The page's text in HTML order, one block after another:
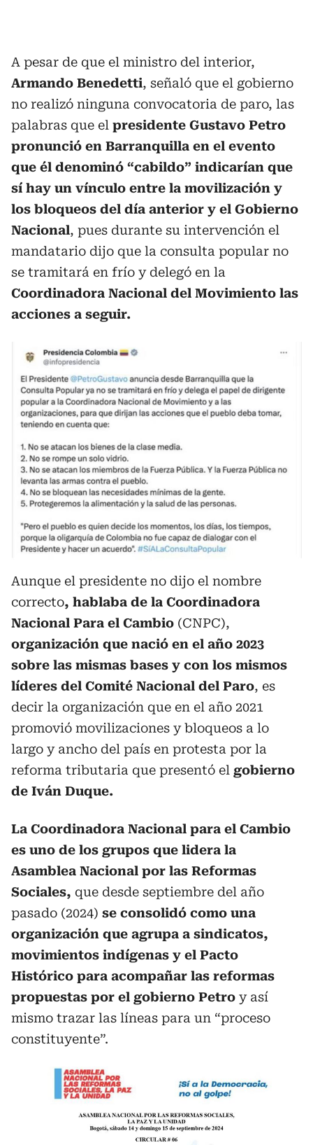
A pesar de que el ministro del interior,
Armando Benedetti, señaló que el gobierno
no realizó ninguna convocatoria de paro, las
palabras que el presidente Gustavo Petro
pronunció en Barranquilla en el evento
que él denominó “cabildo” indicarían que
sí hay un vínculo entre la movilización y
los bloqueos del día anterior y el Gobierno
Nacional, pues durante su intervención el
mandatario dijo que la consulta popular no
se tramitará en frío y delegó en la
Coordinadora Nacional del Movimiento las
acciones a seguir.
Aunque el presidente no dijo el nombre
correcto, hablaba de la Coordinadora
Nacional Para el Cambio (CNPC),
organización que nació en el año 2023
sobre las mismas bases y con los mismos
líderes del Comité Nacional del Paro, es
decir la organización que en el año 2021
promovió movilizaciones y bloqueos a lo
largo y ancho del país en protesta por la
reforma tributaria que presentó el gobierno
de Iván Duque.
La Coordinadora Nacional para el Cambio
es uno de los grupos que lidera la
Asamblea Nacional por las Reformas
Sociales, que desde septiembre del año
pasado (2024) se consolidó como una
organización que agrupa a sindicatos,
movimientos indígenas y el Pacto
Histórico para acompañar las reformas
propuestas por el gobierno Petro y así
mismo trazar las líneas para un “proceso
constituyente”.